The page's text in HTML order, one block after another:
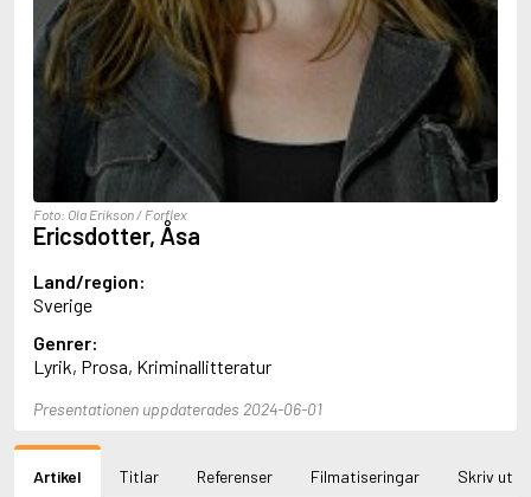
Aburas, Lone
Achebe, Chinua
Achmatova, Anna
Aciman, André
Ackebo, Lena
Acker, Kathy
Ackroyd, Peter
Adam de la Halle
Adamov, Arthur
Adams, Douglas
Adams, Herbert
Adams, Jane
Adams, Richard
Adbåge, Emma
Adbåge, Lisen
Adelborg, Ottilia
Adiga, Aravind
Adnan, Etel
Foto: Ola Erikson / Forflex
Ericsdotter, Åsa
Land/region:
Sverige
Genrer:
Lyrik, Prosa, Kriminallitteratur
Presentationen uppdaterades 2024-06-01
Artikel Titlar Referenser Filmatiseringar Skriv ut